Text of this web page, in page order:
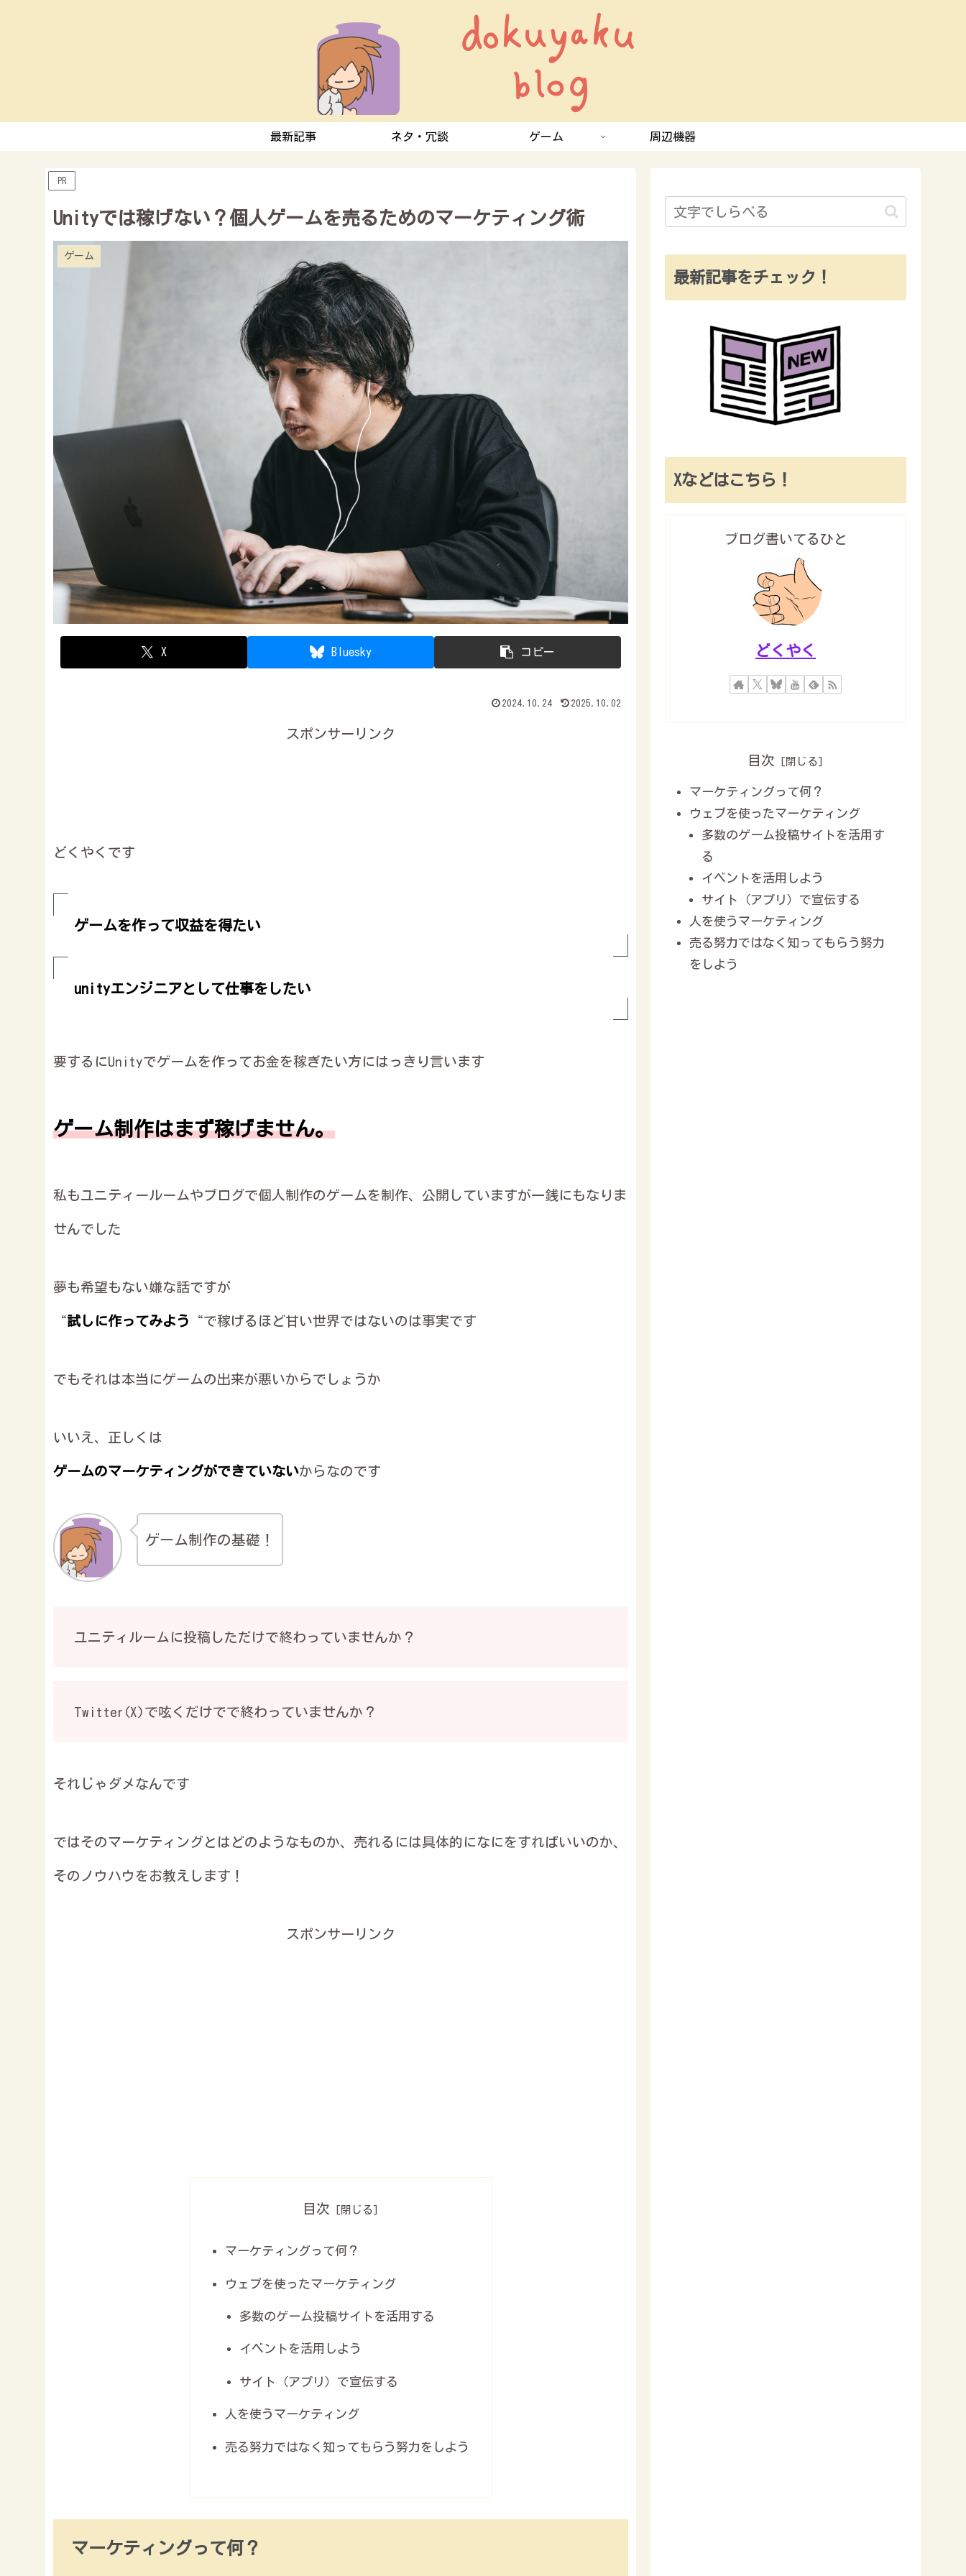
最新記事 ネタ・冗談 ゲーム 周辺機器
PR
Unityでは稼げない？個人ゲームを売るためのマーケティング術
ゲーム
X Bluesky コピー
2024.10.24 2025.10.02
スポンサーリンク
どくやくです
ゲームを作って収益を得たい
unityエンジニアとして仕事をしたい
要するにUnityでゲームを作ってお金を稼ぎたい方にはっきり言います
ゲーム制作はまず稼げません。
私もユニティールームやブログで個人制作のゲームを制作、公開していますが一銭にもなりま
せんでした
夢も希望もない嫌な話ですが
“試しに作ってみよう “で稼げるほど甘い世界ではないのは事実です
でもそれは本当にゲームの出来が悪いからでしょうか
いいえ、正しくは
ゲームのマーケティングができていないからなのです
ゲーム制作の基礎！
ユニティルームに投稿しただけで終わっていませんか？
Twitter(X)で呟くだけでで終わっていませんか？
それじゃダメなんです
ではそのマーケティングとはどのようなものか、売れるには具体的になにをすればいいのか、
そのノウハウをお教えします！
スポンサーリンク
目次
マーケティングって何？
ウェブを使ったマーケティング
多数のゲーム投稿サイトを活用する
イベントを活用しよう
サイト（アプリ）で宣伝する
人を使うマーケティング
売る努力ではなく知ってもらう努力をしよう
マーケティングって何？
最新記事をチェック！
Xなどはこちら！
ブログ書いてるひと
どくやく
目次
マーケティングって何？
ウェブを使ったマーケティング
多数のゲーム投稿サイトを活用す
る
イベントを活用しよう
サイト（アプリ）で宣伝する
人を使うマーケティング
売る努力ではなく知ってもらう努力
をしよう